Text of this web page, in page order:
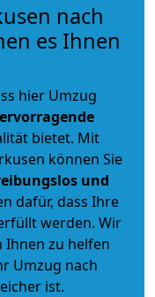
nach
es Ihnen
hier Umzug
bietet. Mit
können Sie
und
dafür, dass Ihre
werden. Wir
Ihnen zu helfen
Umzug nach
ist.